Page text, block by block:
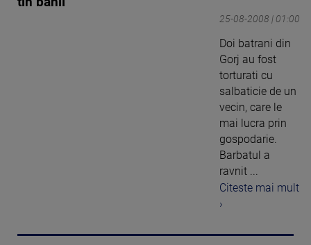
25-08-2008 | 01:00
Doi batrani din
Gorj au fost
torturati cu
salbaticie de un
vecin, care le
mai lucra prin
gospodarie.
Barbatul a
ravnit ...
Citeste mai mult
›